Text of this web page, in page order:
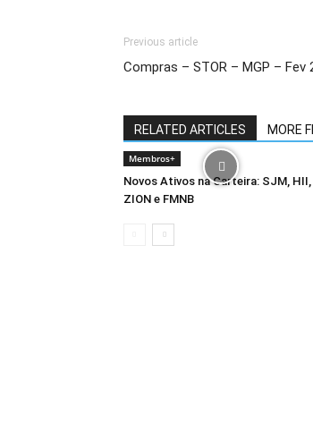
Previous article
Compras – STOR – MGP – Fev
RELATED ARTICLES MORE
Membros+
Novos Ativos na Carteira: SJM, HII,
ZION e FMNB